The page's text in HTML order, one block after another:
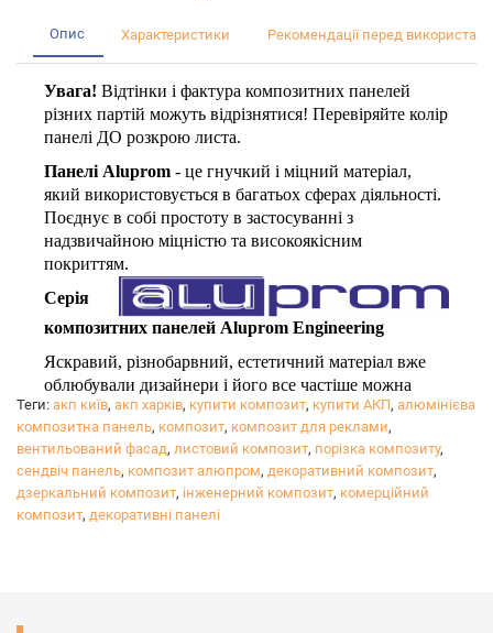
Опис Характеристики Рекомендації перед
Увага! Відтінки і фактура композитних панелей
різних партій можуть відрізнятися! Перевіряйте колір
панелі ДО розкрою листа.
Панелі Aluprom - це гнучкий і міцний матеріал,
який використовується в багатьох сферах діяльності.
Поєднує в собі простоту в застосуванні з
надзвичайною міцністю та високоякісним
покриттям.
Серія
композитних панелей Aluprom Engineering
Яскравий, різнобарвний, естетичний матеріал вже
облюбували дизайнери і його все частіше можна
побачити в якості елементів декору інтер'єрів, різних
сучасних конструкцій, виставкового обладнання.
Надаємо послуги прямолінійного і криволінійного
різання.
Ціна послуг розраховується індивідуально,
Теги: акп київ, акп харків, купити композит, купити АКП, алюмінієва
композитна панель, композит, композит для реклами,
вентильований фасад, листовий композит, порізка композиту,
сендвіч панель, композит алюпром, декоративний композит,
дзеркальний композит, інженерний композит, комерційний
композит, декоративні панелі